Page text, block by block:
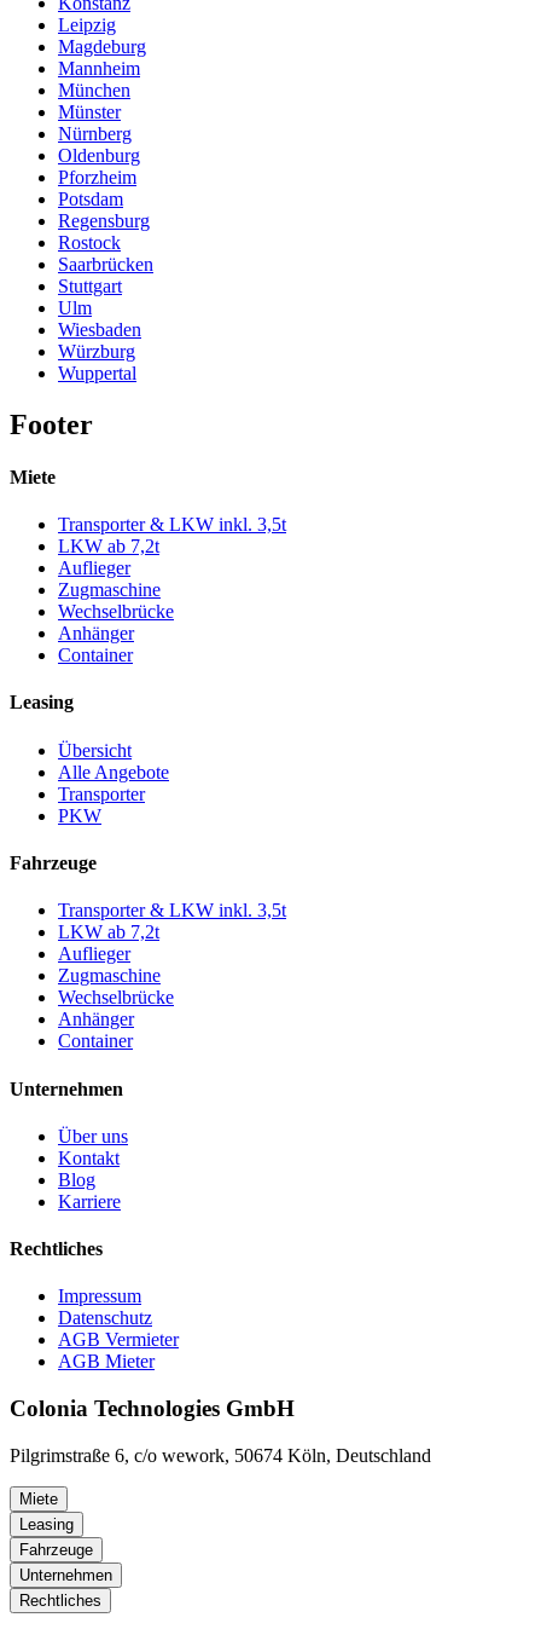
Leipzig
Magdeburg
Mannheim
München
Münster
Nürnberg
Oldenburg
Pforzheim
Potsdam
Regensburg
Rostock
Saarbrücken
Stuttgart
Ulm
Wiesbaden
Würzburg
Wuppertal
Footer
Miete
Transporter & LKW inkl. 3,5t
LKW ab 7,2t
Auflieger
Zugmaschine
Wechselbrücke
Anhänger
Container
Leasing
Übersicht
Alle Angebote
Transporter
PKW
Fahrzeuge
Transporter & LKW inkl. 3,5t
LKW ab 7,2t
Auflieger
Zugmaschine
Wechselbrücke
Anhänger
Container
Unternehmen
Über uns
Kontakt
Blog
Karriere
Rechtliches
Impressum
Datenschutz
AGB Vermieter
AGB Mieter
Colonia Technologies GmbH
Pilgrimstraße 6, c/o wework, 50674 Köln, Deutschland
Miete
Leasing
Fahrzeuge
Unternehmen
Rechtliches